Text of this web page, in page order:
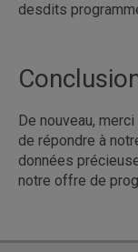
desdits
De nouveau,
de répondre à
données
notre offre de